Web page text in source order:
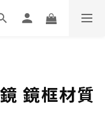
鏡框材質